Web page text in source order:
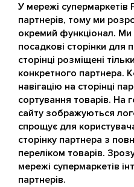
У мережі
партнерів, тому ми
окремий функціонал. Ми
посадкові сторінки для
сторінці розміщені
конкретного партнера.
навігацію на сторінці
сортування товарів. На
сайту зображуються
спрощує для
сторінку партнера з
переліком товарів.
мережі супермаркетів
партнерів.